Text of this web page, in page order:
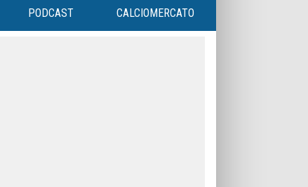
PODCAST CALCIOMERCATO